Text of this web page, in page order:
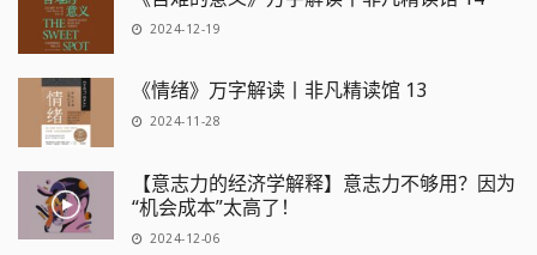
2024-12-19
《情绪》万字解读丨非凡精读馆 13
2024-11-28
【意志力的经济学解释】意志力不够用？因为
“机会成本”太高了！
2024-12-06